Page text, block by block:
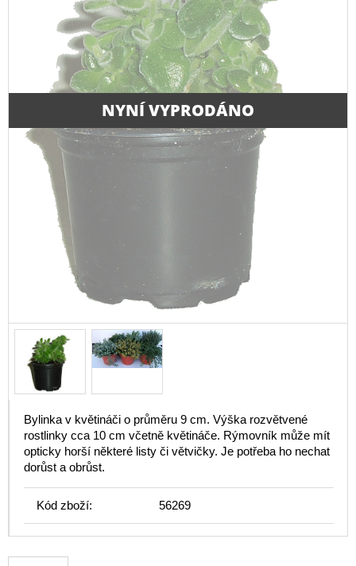
NYNÍ VYPRODÁNO
Bylinka v květináči o průměru 9 cm. Výška rozvětvené
rostlinky cca 10 cm včetně květináče. Rýmovník může mít
opticky horší některé listy či větvičky. Je potřeba ho nechat
dorůst a obrůst.
Kód zboží: 56269